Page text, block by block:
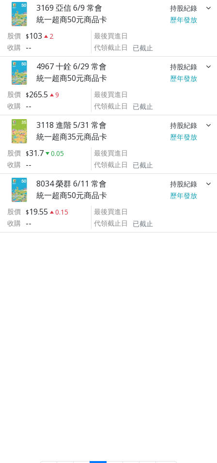
3169 亞信 6/9 常會 持股紀錄
統一超商50元商品卡
歷年發放
股價
103
2
收購 --
最後買進日
代領截止日
已截止
4967 十銓 6/29 常會 持股紀錄
統一超商50元商品卡
歷年發放
股價
265.5
9
收購 --
最後買進日
代領截止日
已截止
3118 進階 5/31 常會 持股紀錄
統一超商35元商品卡
歷年發放
股價
31.7
0.05
收購 --
最後買進日
代領截止日
已截止
8034 榮群 6/11 常會 持股紀錄
統一超商50元商品卡
歷年發放
股價
19.55
0.15
收購 --
最後買進日
代領截止日
已截止